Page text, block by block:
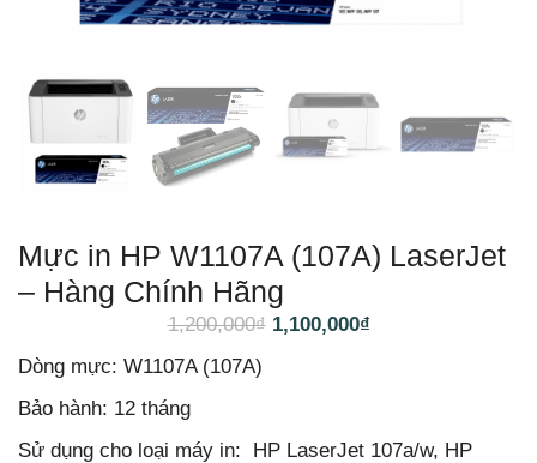
Mực in HP W1107A (107A) LaserJet
– Hàng Chính Hãng
1,200,000₫ 1,100,000₫
Dòng mực: W1107A (107A)
Bảo hành: 12 tháng
Sử dụng cho loại máy in: HP LaserJet 107a/w, HP